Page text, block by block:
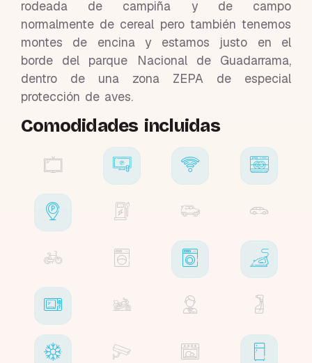
rodeada de campiña y de campo
normalmente de cereal pero también tenemos
montes de encina y estamos justo en el
borde del parque Nacional de Guadarrama,
dentro de una zona ZEPA de especial
protección de aves.
Comodidades incluidas